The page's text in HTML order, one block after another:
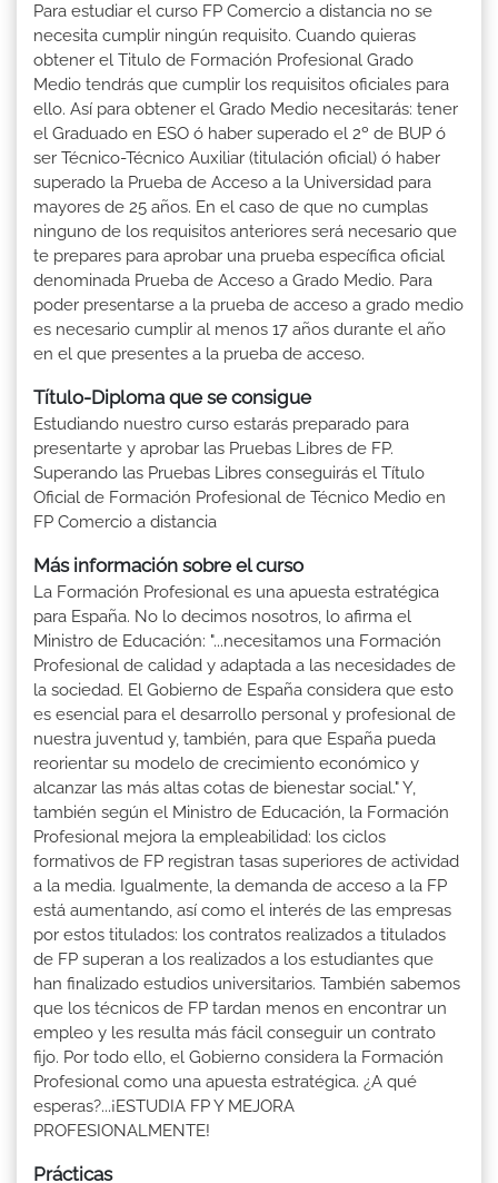
Para estudiar el curso FP Comercio a distancia no se
necesita cumplir ningún requisito. Cuando quieras
obtener el Titulo de Formación Profesional Grado
Medio tendrás que cumplir los requisitos oficiales para
ello. Así para obtener el Grado Medio necesitarás: tener
el Graduado en ESO ó haber superado el 2º de BUP ó
ser Técnico-Técnico Auxiliar (titulación oficial) ó haber
superado la Prueba de Acceso a la Universidad para
mayores de 25 años. En el caso de que no cumplas
ninguno de los requisitos anteriores será necesario que
te prepares para aprobar una prueba específica oficial
denominada Prueba de Acceso a Grado Medio. Para
poder presentarse a la prueba de acceso a grado medio
es necesario cumplir al menos 17 años durante el año
en el que presentes a la prueba de acceso.
Título-Diploma que se consigue
Estudiando nuestro curso estarás preparado para
presentarte y aprobar las Pruebas Libres de FP.
Superando las Pruebas Libres conseguirás el Título
Oficial de Formación Profesional de Técnico Medio en
FP Comercio a distancia
Más información sobre el curso
La Formación Profesional es una apuesta estratégica
para España. No lo decimos nosotros, lo afirma el
Ministro de Educación: "...necesitamos una Formación
Profesional de calidad y adaptada a las necesidades de
la sociedad. El Gobierno de España considera que esto
es esencial para el desarrollo personal y profesional de
nuestra juventud y, también, para que España pueda
reorientar su modelo de crecimiento económico y
alcanzar las más altas cotas de bienestar social." Y,
también según el Ministro de Educación, la Formación
Profesional mejora la empleabilidad: los ciclos
formativos de FP registran tasas superiores de actividad
a la media. Igualmente, la demanda de acceso a la FP
está aumentando, así como el interés de las empresas
por estos titulados: los contratos realizados a titulados
de FP superan a los realizados a los estudiantes que
han finalizado estudios universitarios. También sabemos
que los técnicos de FP tardan menos en encontrar un
empleo y les resulta más fácil conseguir un contrato
fijo. Por todo ello, el Gobierno considera la Formación
Profesional como una apuesta estratégica. ¿A qué
esperas?...¡ESTUDIA FP Y MEJORA
PROFESIONALMENTE!
Prácticas